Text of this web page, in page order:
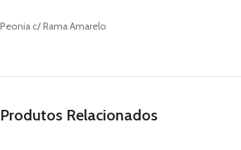
Peonia c/ Rama Amarelo
Produtos Relacionados